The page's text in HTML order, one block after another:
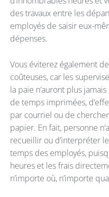
des travaux entre les
employés de saisir eux-
dépenses.
Vous éviterez également
coûteuses, car les
la paie n’auront plus
de temps imprimées,
par courriel ou de
papier. En fait, personne
recueillir ou d’interpréter
temps des employés,
heures et les frais
n’importe où, n’importe